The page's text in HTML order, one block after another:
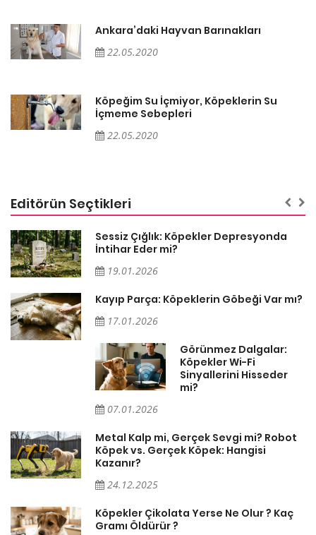
Ankara’daki Hayvan Barınakları
22.05.2020
Köpeğim Su İçmiyor, Köpeklerin Su
İçmeme Sebepleri
22.05.2020
Editörün Seçtikleri
Sessiz Çığlık: Köpekler Depresyonda
İntihar Eder mi?
19.01.2026
Kayıp Parça: Köpeklerin Göbeği Var mı?
17.01.2026
Görünmez Dalgalar:
Köpekler Wi-Fi
Sinyallerini Hisseder
mi?
07.01.2026
Metal Kalp mi, Gerçek Sevgi mi? Robot
Köpek vs. Gerçek Köpek: Hangisi
Kazanır?
24.12.2025
Köpekler Çikolata Yerse Ne Olur ? Kaç
Gramı Öldürür ?